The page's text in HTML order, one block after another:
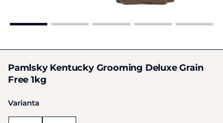
Pamlsky Kentucky Grooming Deluxe Grain
Free 1kg
Varianta